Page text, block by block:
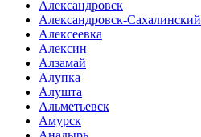
Александровск
Александровск-Сахалинский
Алексеевка
Алексин
Алзамай
Алупка
Алушта
Альметьевск
Амурск